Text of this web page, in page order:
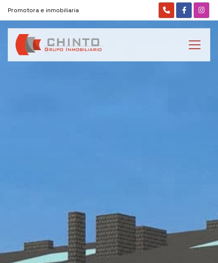
Promotora e inmobiliaria